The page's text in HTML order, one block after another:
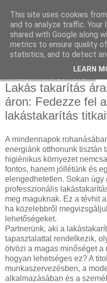
Eladó
Lakás takarítás
áron: Fedezze fel
lakástakarítás
A mindennapok
energiánk otthonunk tisztán
higiénikus környezet
fontos, hanem jóllétünk és
elengedhetetlen. Sokan úgy
professzionális
meg maguknak. Ez a tévhit
ha közelebbről
lehetőségeket.
Partnerünk, aki a
tapasztalattal rendelkezik,
ötvözi a magas minőséget a
hogyan lehetséges ez? A
munkaszervezésben, a
alkalmazásában és a
This site uses cookies
and to analyze traffic. Your
shared with Google along
metrics to ensure quality
statistics, and to detect
LEARN